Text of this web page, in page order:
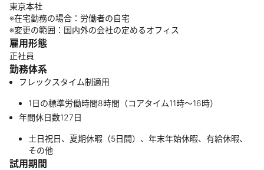
東京本社
※在宅勤務の場合：労働者の自宅
※変更の範囲：国内外の会社の定めるオフィス
雇用形態
正社員
勤務体系
フレックスタイム制適用
1日の標準労働時間8時間（コアタイム11時～16時）
年間休日数127日
土日祝日、夏期休暇（5日間）、年末年始休暇、有給休暇、
その他
試用期間